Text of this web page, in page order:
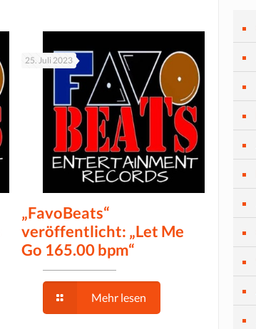
25. Juli 2023
„FavoBeats“
veröffentlicht: „Let Me
Go 165.00 bpm“
Mehr lesen